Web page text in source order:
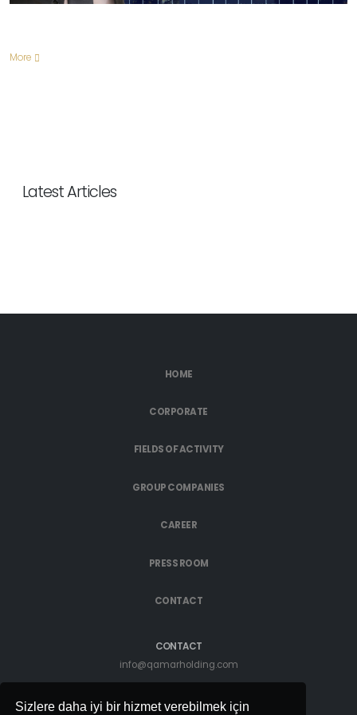
Sizlere daha iyi bir hizmet verebilmek için
More
Latest Articles
HOME
CORPORATE
FIELDS OF ACTIVITY
GROUP COMPANIES
CAREER
PRESS ROOM
CONTACT
CONTACT
info@qamarholding.com